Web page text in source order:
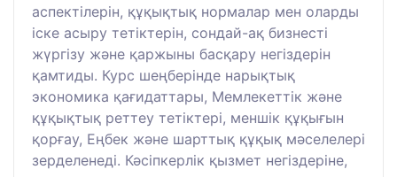
аспектілерін, құқықтық нормалар мен оларды
іске асыру тетіктерін, сондай-ақ бизнесті
жүргізу және қаржыны басқару негіздерін
қамтиды. Курс шеңберінде нарықтық
экономика қағидаттары, Мемлекеттік және
құқықтық реттеу тетіктері, меншік құқығын
қорғау, Еңбек және шарттық құқық мәселелері
зерделенеді. Кәсіпкерлік қызмет негіздеріне,